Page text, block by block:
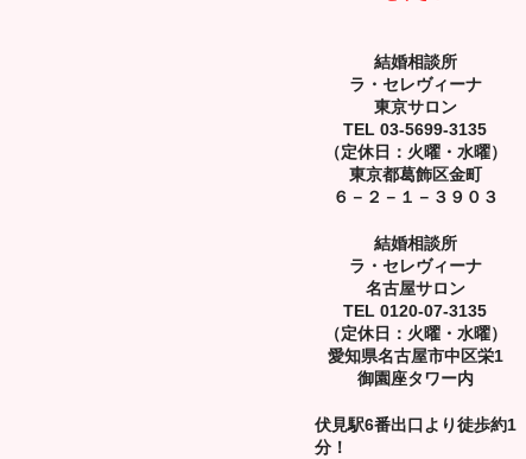
結婚相談所
ラ・セレヴィーナ
東京サロン
TEL 03-5699-3135
（定休日：火曜・水曜）
東京都葛飾区金町
６－２－１－３９０３
結婚相談所
ラ・セレヴィーナ
名古屋サロン
TEL 0120-07-3135
（定休日：火曜・水曜）
愛知県名古屋市中区栄1
御園座タワー内
伏見駅6番出口より徒歩約1
分！